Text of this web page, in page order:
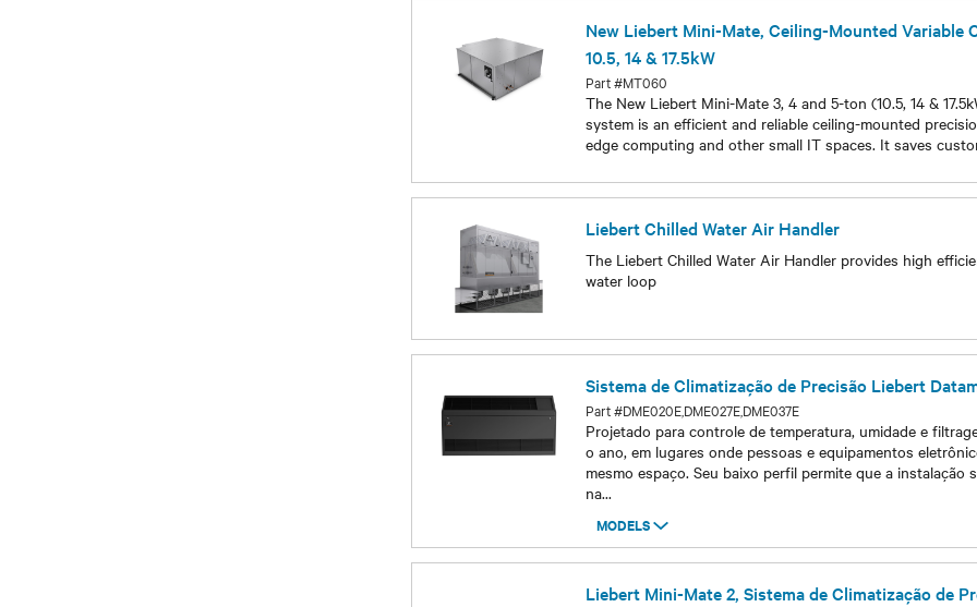
New Liebert Mini-Mate, Ceiling-Mounted Variable
10.5, 14 & 17.5kW
Part #MT060
The New Liebert Mini-Mate 3, 4 and 5-ton (10.5, 14 &
system is an efficient and reliable ceiling-mounted
edge computing and other small IT spaces. It saves
Liebert Chilled Water Air Handler
The Liebert Chilled Water Air Handler provides high
water loop
Sistema de Climatização de Precisão Liebert
Part #DME020E,DME027E,DME037E
Projetado para controle de temperatura, umidade e
o ano, em lugares onde pessoas e equipamentos
mesmo espaço. Seu baixo perfil permite que a instalação
na...
MODELS
Models
Liebert Mini-Mate 2, Sistema de Climatização de